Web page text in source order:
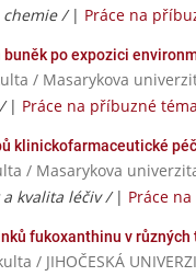
chemie / | Práce na
po expozici
/ Masarykova
| Práce na příbuzné téma
klinickofarmaceutické
/ Masarykova
a kvalita léčiv / | Práce
fukoxanthinu v
/ JIHOČESKÁ